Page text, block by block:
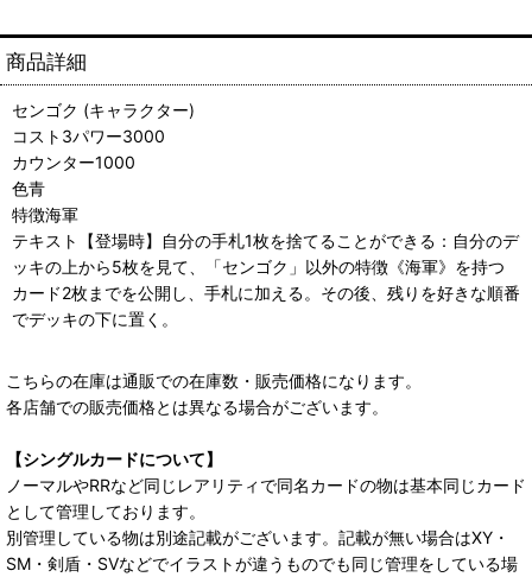
商品詳細
センゴク (キャラクター)
コスト3パワー3000
カウンター1000
色青
特徴海軍
テキスト【登場時】自分の手札1枚を捨てることができる：自分のデ
ッキの上から5枚を見て、「センゴク」以外の特徴《海軍》を持つ
カード2枚までを公開し、手札に加える。その後、残りを好きな順番
でデッキの下に置く。
こちらの在庫は通販での在庫数・販売価格になります。
各店舗での販売価格とは異なる場合がございます。
【シングルカードについて】
ノーマルやRRなど同じレアリティで同名カードの物は基本同じカード
として管理しております。
別管理している物は別途記載がございます。記載が無い場合はXY・
SM・剣盾・SVなどでイラストが違うものでも同じ管理をしている場